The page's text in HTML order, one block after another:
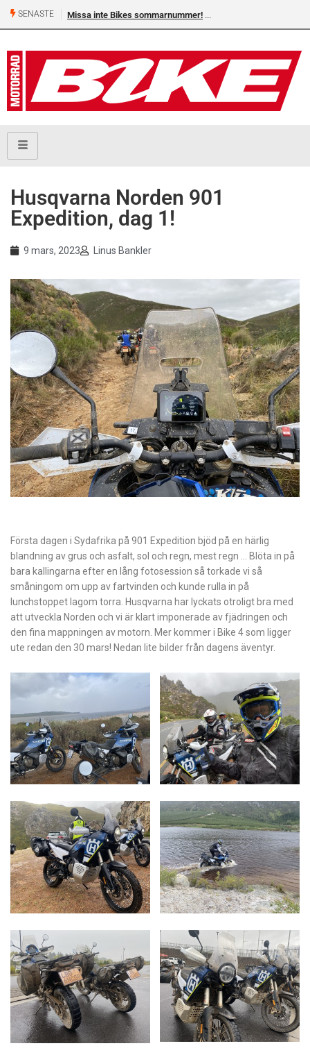
SENASTE Missa inte Bikes sommarnummer!
Husqvarna Norden 901
Expedition, dag 1!
9 mars, 2023 Linus Bankler
Första dagen i Sydafrika på 901 Expedition bjöd på en härlig
blandning av grus och asfalt, sol och regn, mest regn … Blöta in på
bara kallingarna efter en lång fotosession så torkade vi så
småningom om upp av fartvinden och kunde rulla in på
lunchstoppet lagom torra. Husqvarna har lyckats otroligt bra med
att utveckla Norden och vi är klart imponerade av fjädringen och
den fina mappningen av motorn. Mer kommer i Bike 4 som ligger
ute redan den 30 mars! Nedan lite bilder från dagens äventyr.